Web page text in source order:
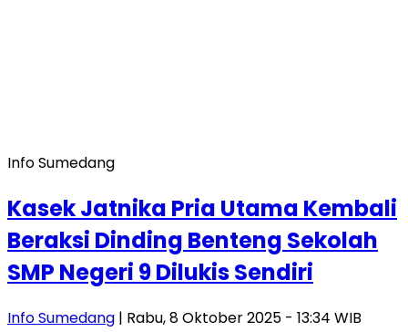
Info Sumedang
Kasek Jatnika Pria Utama Kembali
Beraksi Dinding Benteng Sekolah
SMP Negeri 9 Dilukis Sendiri
Info Sumedang | Rabu, 8 Oktober 2025 - 13:34 WIB